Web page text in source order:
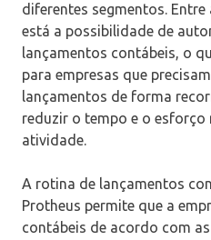
diferentes segmentos.
está a possibilidade de
lançamentos contábeis, o
para empresas que
lançamentos de forma
reduzir o tempo e o esforço
atividade.
A rotina de lançamentos
Protheus permite que a
contábeis de acordo com